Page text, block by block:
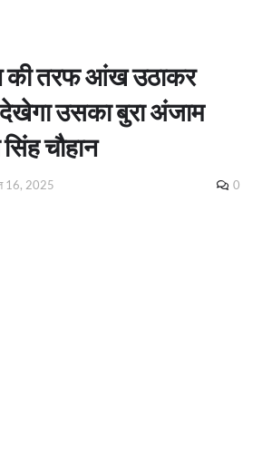
की तरफ आंख उठाकर
उसका बुरा अंजाम
सिंह चौहान
16, 2025 0